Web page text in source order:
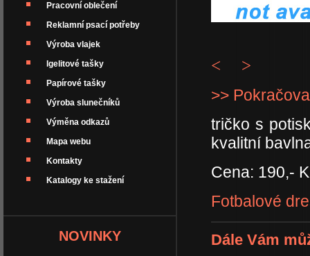
Pracovní oblečení
Reklamní psací potřeby
Výroba vlajek
Igelitové tašky
Papírové tašky
Výroba slunečníků
Výměna odkazů
Mapa webu
Kontakty
Katalogy ke stažení
NOVINKY
< >
>>
tričko s
kvalitní
Cena: 190,-
Fotbalové
Dále Vám